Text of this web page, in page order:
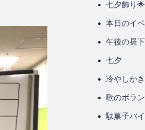
七夕飾り
本日のイ
午後の昼
七夕
冷やしか
歌のボラ
駄菓子バ